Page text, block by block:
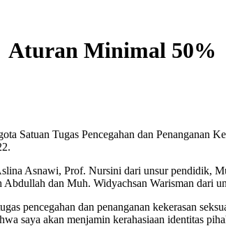
Aturan Minimal 50%
Satuan Tugas Pencegahan dan Penanganan
Asnawi, Prof. Nursini dari unsur pendidik,
dan Muh. Widyachsan Warisman dari
pencegahan dan penanganan kekerasan
saya akan menjamin kerahasiaan identitas